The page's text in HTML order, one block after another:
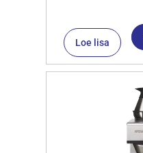
Loe lisa